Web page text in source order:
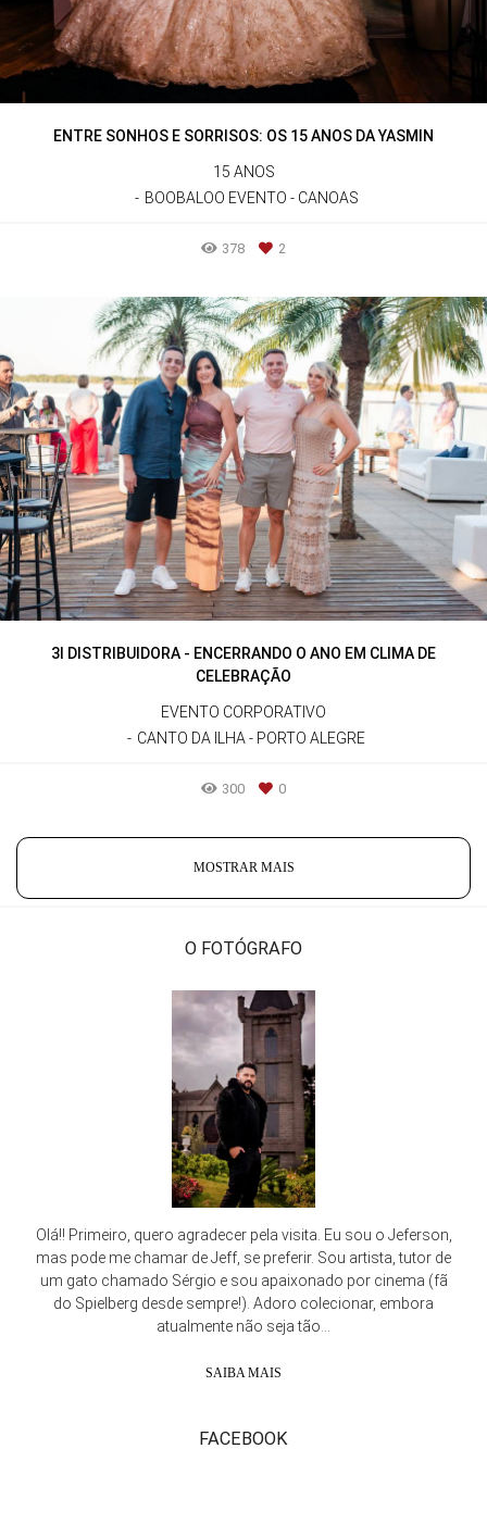
ENTRE SONHOS E SORRISOS: OS 15 ANOS DA YASMIN
15 ANOS
BOOBALOO EVENTO - CANOAS
378 2
3I DISTRIBUIDORA - ENCERRANDO O ANO EM CLIMA DE
CELEBRAÇÃO
EVENTO CORPORATIVO
CANTO DA ILHA - PORTO ALEGRE
300 0
MOSTRAR MAIS
O FOTÓGRAFO
Olá!! Primeiro, quero agradecer pela visita. Eu sou o Jeferson,
mas pode me chamar de Jeff, se preferir. Sou artista, tutor de
um gato chamado Sérgio e sou apaixonado por cinema (fã
do Spielberg desde sempre!). Adoro colecionar, embora
atualmente não seja tão...
SAIBA MAIS
FACEBOOK